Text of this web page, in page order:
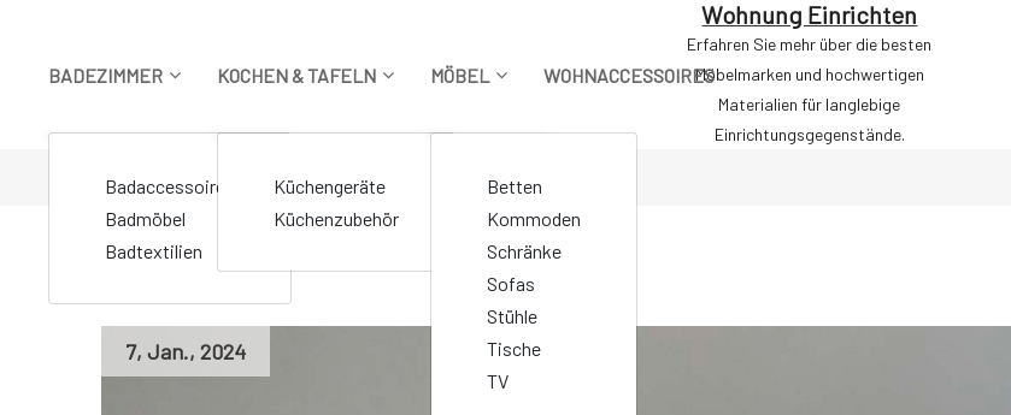
BADEZIMMER
Badaccessoires
Badmöbel
Badtextilien
KOCHEN & TAFELN
Küchengeräte
Küchenzubehör
MÖBEL
Betten
Kommoden
Schränke
Sofas
Stühle
Tische
TV
WOHNACCESSOIRES
Wohnung Einrichten
Erfahren Sie mehr über die besten
Möbelmarken und hochwertigen
Materialien für langlebige
Einrichtungsgegenstände.
STARTSEITE > Markierte Beiträge "GlasDesign360"
7, Jan., 2024